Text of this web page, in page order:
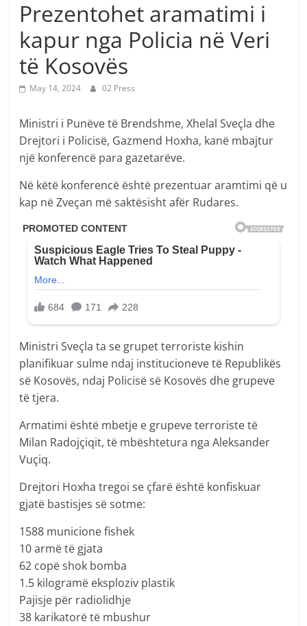
Prezentohet aramatimi i
kapur nga Policia në Veri
të Kosovës
May 14, 2024 02 Press
Ministri i Punëve të Brendshme, Xhelal Sveçla dhe
Drejtori i Policisë, Gazmend Hoxha, kanë mbajtur
një konferencë para gazetarëve.
Në këtë konferencë është prezentuar aramtimi që u
kap në Zveçan më saktësisht afër Rudares.
Ministri Sveçla ta se grupet terroriste kishin
planifikuar sulme ndaj institucioneve të Republikës
së Kosovës, ndaj Policisë së Kosovës dhe grupeve
të tjera.
Armatimi është mbetje e grupeve terroriste të
Milan Radojçiqit, të mbështetura nga Aleksander
Vuçiq.
Drejtori Hoxha tregoi se çfarë është konfiskuar
gjatë bastisjes së sotme:
1588 municione fishek
10 armë të gjata
62 copë shok bomba
1.5 kilogramë eksploziv plastik
Pajisje për radiolidhje
38 karikatorë të mbushur